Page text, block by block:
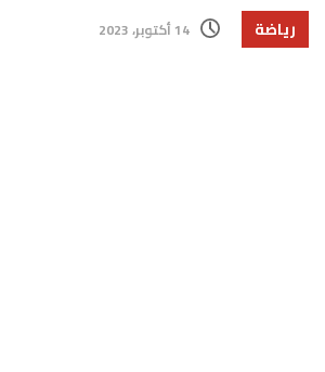
رياضة 14 أكتوبر، 2023